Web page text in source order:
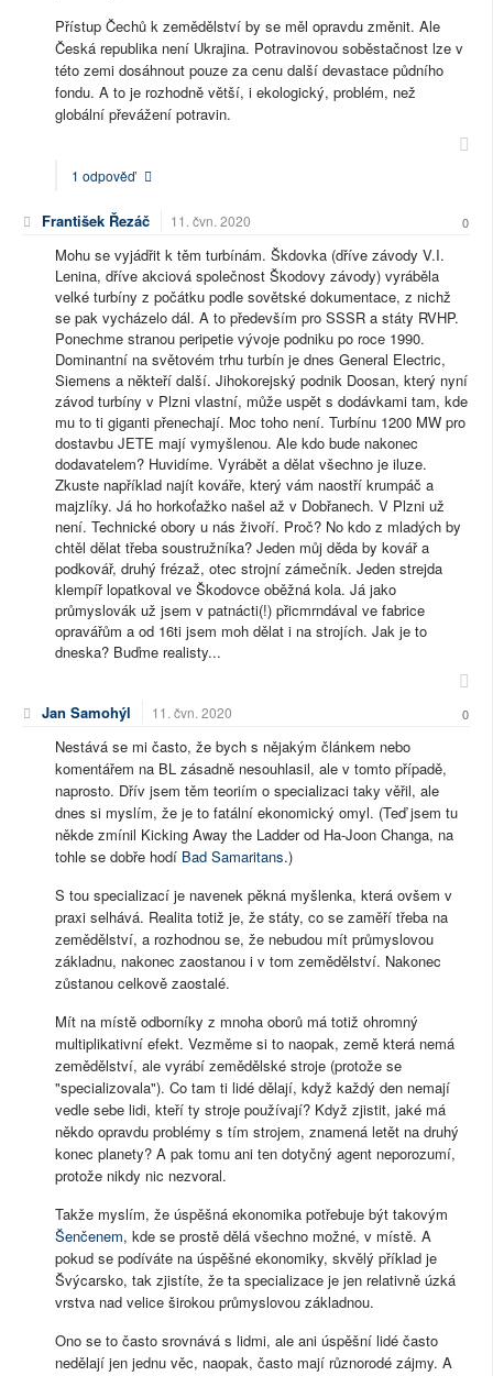
Přístup Čechů k zemědělství by se měl opravdu změnit. Ale
Česká republika není Ukrajina. Potravinovou soběstačnost lze v
této zemi dosáhnout pouze za cenu další devastace půdního
fondu. A to je rozhodně větší, i ekologický, problém, než
globální převážení potravin.
1 odpověď
František Řezáč 11. čvn. 2020 0
Mohu se vyjádřit k těm turbínám. Škdovka (dříve závody V.I.
Lenina, dříve akciová společnost Škodovy závody) vyráběla
velké turbíny z počátku podle sovětské dokumentace, z nichž
se pak vycházelo dál. A to především pro SSSR a státy RVHP.
Ponechme stranou peripetie vývoje podniku po roce 1990.
Dominantní na světovém trhu turbín je dnes General Electric,
Siemens a někteří další. Jihokorejský podnik Doosan, který nyní
závod turbíny v Plzni vlastní, může uspět s dodávkami tam, kde
mu to ti giganti přenechají. Moc toho není. Turbínu 1200 MW pro
dostavbu JETE mají vymyšlenou. Ale kdo bude nakonec
dodavatelem? Huvidíme. Vyrábět a dělat všechno je iluze.
Zkuste například najít kováře, který vám naostří krumpáč a
majzlíky. Já ho horkoťažko našel až v Dobřanech. V Plzni už
není. Technické obory u nás živoří. Proč? No kdo z mladých by
chtěl dělat třeba soustružníka? Jeden můj děda by kovář a
podkovář, druhý frézaž, otec strojní zámečník. Jeden strejda
klempíř lopatkoval ve Škodovce oběžná kola. Já jako
průmyslovák už jsem v patnácti(!) přicmrndával ve fabrice
opravářům a od 16ti jsem moh dělat i na strojích. Jak je to
dneska? Buďme realisty...
Jan Samohýl 11. čvn. 2020 0
Nestává se mi často, že bych s nějakým článkem nebo
komentářem na BL zásadně nesouhlasil, ale v tomto případě,
naprosto. Dřív jsem těm teoriím o specializaci taky věřil, ale
dnes si myslím, že je to fatální ekonomický omyl. (Teď jsem tu
někde zmínil Kicking Away the Ladder od Ha-Joon Changa, na
tohle se dobře hodí Bad Samaritans.)
S tou specializací je navenek pěkná myšlenka, která ovšem v
praxi selhává. Realita totiž je, že státy, co se zaměří třeba na
zemědělství, a rozhodnou se, že nebudou mít průmyslovou
základnu, nakonec zaostanou i v tom zemědělství. Nakonec
zůstanou celkově zaostalé.
Mít na místě odborníky z mnoha oborů má totiž ohromný
multiplikativní efekt. Vezměme si to naopak, země která nemá
zemědělství, ale vyrábí zemědělské stroje (protože se
"specializovala"). Co tam ti lidé dělají, když každý den nemají
vedle sebe lidi, kteří ty stroje používají? Když zjistit, jaké má
někdo opravdu problémy s tím strojem, znamená letět na druhý
konec planety? A pak tomu ani ten dotyčný agent neporozumí,
protože nikdy nic nezvoral.
Takže myslím, že úspěšná ekonomika potřebuje být takovým
Šenčenem, kde se prostě dělá všechno možné, v místě. A
pokud se podíváte na úspěšné ekonomiky, skvělý příklad je
Švýcarsko, tak zjistíte, že ta specializace je jen relativně úzká
vrstva nad velice širokou průmyslovou základnou.
Ono se to často srovnává s lidmi, ale ani úspěšní lidé často
nedělají jen jednu věc, naopak, často mají různorodé zájmy. A